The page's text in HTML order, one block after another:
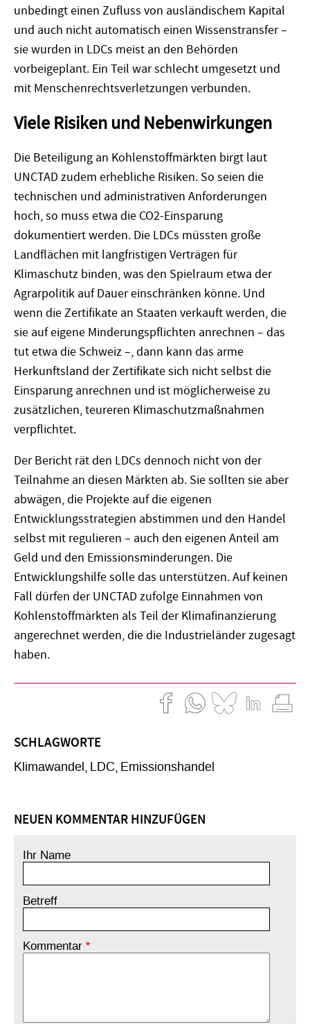
unbedingt einen Zufluss von ausländischem Kapital
und auch nicht automatisch einen Wissenstransfer –
sie wurden in LDCs meist an den Behörden
vorbeigeplant. Ein Teil war schlecht umgesetzt und
mit Menschenrechtsverletzungen verbunden.
Viele Risiken und Nebenwirkungen
Die Beteiligung an Kohlenstoffmärkten birgt laut
UNCTAD zudem erhebliche Risiken. So seien die
technischen und administrativen Anforderungen
hoch, so muss etwa die CO2-Einsparung
dokumentiert werden. Die LDCs müssten große
Landflächen mit langfristigen Verträgen für
Klimaschutz binden, was den Spielraum etwa der
Agrarpolitik auf Dauer einschränken könne. Und
wenn die Zertifikate an Staaten verkauft werden, die
sie auf eigene Minderungspflichten anrechnen – das
tut etwa die Schweiz –, dann kann das arme
Herkunftsland der Zertifikate sich nicht selbst die
Einsparung anrechnen und ist möglicherweise zu
zusätzlichen, teureren Klimaschutzmaßnahmen
verpflichtet.
Der Bericht rät den LDCs dennoch nicht von der
Teilnahme an diesen Märkten ab. Sie sollten sie aber
abwägen, die Projekte auf die eigenen
Entwicklungsstrategien abstimmen und den Handel
selbst mit regulieren – auch den eigenen Anteil am
Geld und den Emissionsminderungen. Die
Entwicklungshilfe solle das unterstützen. Auf keinen
Fall dürfen der UNCTAD zufolge Einnahmen von
Kohlenstoffmärkten als Teil der Klimafinanzierung
angerechnet werden, die die Industrieländer zugesagt
haben.
SCHLAGWORTE
Klimawandel LDC Emissionshandel
NEUEN KOMMENTAR HINZUFÜGEN
Ihr Name
Betreff
Kommentar